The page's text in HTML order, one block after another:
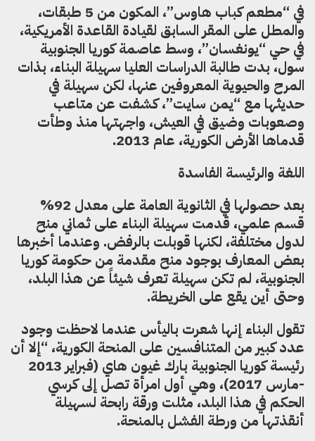
في “مطعم كباب هاوس”، المكون من 5 طبقات،
والمطل على المقر السابق لقيادة القاعدة الأمريكية،
في حي “يونغسان”، وسط عاصمة كوريا الجنوبية
سول، بدت طالبة الدراسات العليا سهيلة البناء، بذات
المرح والحيوية المعروفي ن عنها، لكن سهيلة في
حديثها مع “يمن سايت”،كشفت عن متاعب
وصعوبات وضيق في العيش، واجهتها منذ وطأت
قدماها الأرض الكورية، عام 2013.
اللغة والرئيسة الفاسدة
بعد حصولها في الثانوية العامة على معدل 92%
قسم علمي، قدمت سهيلة البناء على ثماني منح
لدول مختلفة، لكنها قوبلت بالرفض. وعندما أخبرها
بعض المعارف بوجود منح مقدمة من حكومة كوريا
الجنوبية، لم تكن سهيلة تعرف شيئاً عن هذا البلد،
وحتى أين يقع على الخريطة.
تقول البناء إنها شعرت باليأس عندما لاحظت وجود
عدد كبير من المتنافسين على المنحة الكورية، “إلا أن
رئيسة كوريا الجنوبية بارك غيون هاي
(فبراير 2013
-مارس 2017)
، وهي أول امرأة تصل إلى كرسي
الحكم في هذا البلد، مثلت ورقة رابحة لسهيلة
أنقذتها من ورطة الفشل بالمنحة.